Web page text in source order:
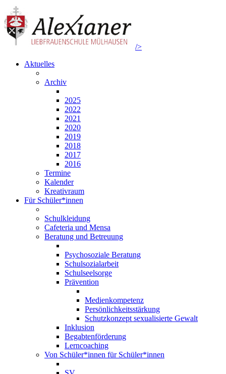
/>
Aktuelles
Archiv
2025
2022
2021
2020
2019
2018
2017
2016
Termine
Kalender
Kreativraum
Für Schüler*innen
Schulkleidung
Cafeteria und Mensa
Beratung und Betreuung
Psychosoziale Beratung
Schulsozialarbeit
Schulseelsorge
Prävention
Medienkompetenz
Persönlichkeitsstärkung
Schutzkonzept sexualisierte Gewalt
Inklusion
Begabtenförderung
Lerncoaching
Von Schüler*innen für Schüler*innen